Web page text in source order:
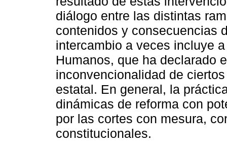
diálogo entre las distintas
contenidos y consecuencias
intercambio a veces incluye
Humanos, que ha declarado
inconvencionalidad de
estatal. En general, la
dinámicas de reforma con
por las cortes con mesura,
constitucionales.